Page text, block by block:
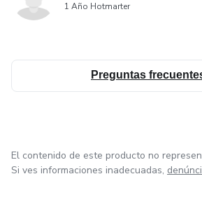
1 Año Hotmarter
Preguntas
El contenido de este producto no
Si ves informaciones inadecuadas,